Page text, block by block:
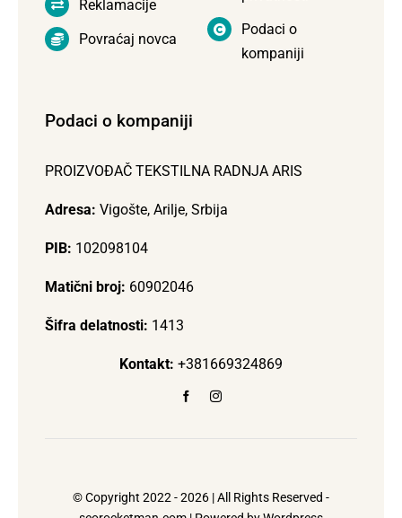
Reklamacije
Povraćaj novca
Podaci o
kompaniji
Podaci o kompaniji
PROIZVOĐAČ TEKSTILNA RADNJA ARIS
Adresa: Vigošte, Arilje, Srbija
PIB: 102098104
Matični broj: 60902046
Šifra delatnosti: 1413
Kontakt: +381669324869
© Copyright 2022 - 2026 | All Rights Reserved -